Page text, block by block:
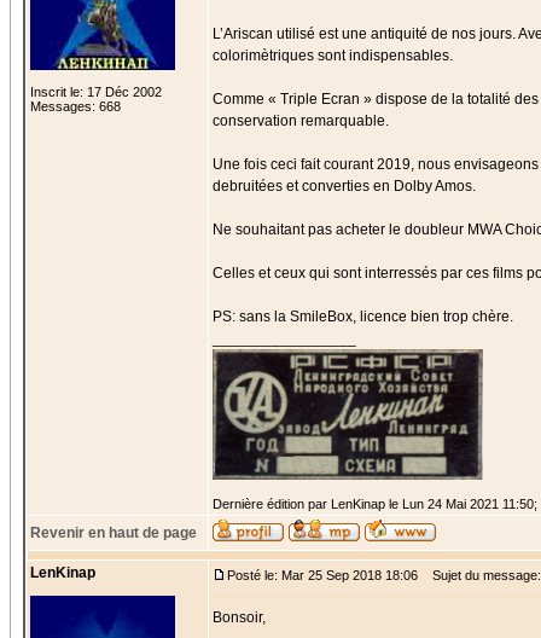
Inscrit le: 17 Déc 2002
Messages: 668
L’Ariscan utilisé est une antiquité de nos jours.
colorimètriques sont indispensables.
Comme « Triple Ecran » dispose de la totalité
conservation remarquable.
Une fois ceci fait courant 2019, nous
debruitées et converties en Dolby Amos.
Ne souhaitant pas acheter le doubleur MWA
Celles et ceux qui sont interressés par ces films
PS: sans la SmileBox, licence bien trop chère.
Dernière édition par LenKinap le Lun 24 Mai 2021 11:50;
Revenir en haut de page
LenKinap Posté le: Mar 25 Sep 2018 18:06 Sujet du message:
Bonsoir,